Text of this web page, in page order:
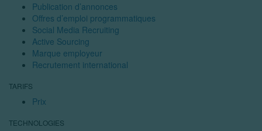
Publication d’annonces
Offres d’emploi programmatiques
Social Media Recruiting
Active Sourcing
Marque employeur
Recrutement international
TARIFS
Prix
TECHNOLOGIES